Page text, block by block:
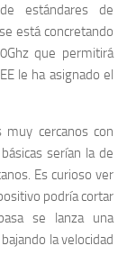
estándares de
está concretando
que permitirá
le ha asignado el
cercanos con
serían la de
Es curioso ver
podría cortar
se lanza una
la velocidad